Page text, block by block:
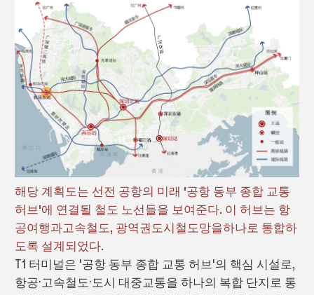
해당 계획도는 선전 공항의 미래 '공항 동부 종합 교통
허브'에 연결될 철도 노선들을 보여준다. 이 허브는 항
공여행과고속철도, 광역권도시철도망을하나로 통합하
도록 설계되었다.
T1 터미널은 '공항 동부 종합 교통 허브'의 핵심 시설로,
항공·고속철도·도시 대중교통을 하나의 복합 단지로 통